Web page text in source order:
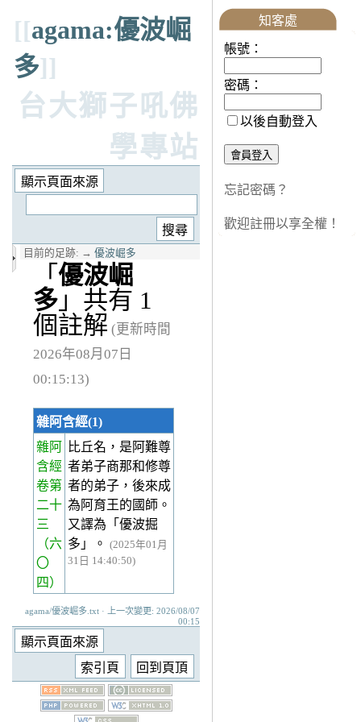
[[agama:優波崛
多]]
台大獅子吼佛
學專站
目前的足跡: → 優波崛多
「 優波崛
多 」共有 1
個註解 (更新時間
2026年08月07日
00:15:13)
雜阿含經(1)
雜阿
含經
卷第
二十
三
（六
〇
四）
比丘名，是阿難尊
者弟子商那和修尊
者的弟子，後來成
為阿育王的國師。
又譯為「優波掘
多」。
(2025年01月
31日 14:40:50)
agama/優波崛多.txt · 上一次變更: 2026/08/07
00:15
知客處
帳號：
密碼：
以後自動登入
忘記密碼？
歡迎註冊以享全權！